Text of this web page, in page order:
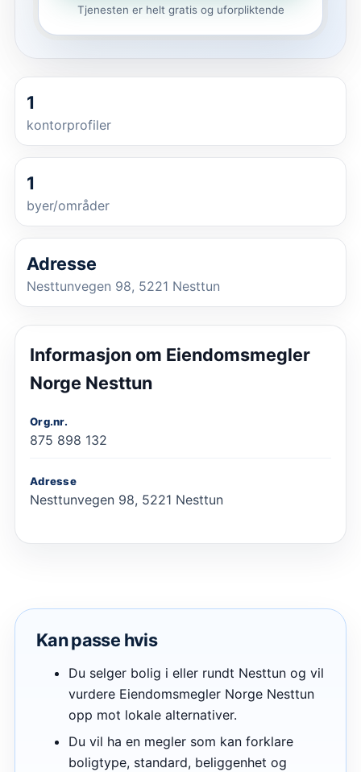
Tjenesten er helt gratis og uforpliktende
1
kontorprofiler
1
byer/områder
Adresse
Nesttunvegen 98, 5221 Nesttun
Informasjon om Eiendomsmegler
Norge Nesttun
Org.nr.
875 898 132
Adresse
Nesttunvegen 98, 5221 Nesttun
Kan passe hvis
Du selger bolig i eller rundt Nesttun og vil
vurdere Eiendomsmegler Norge Nesttun
opp mot lokale alternativer.
Du vil ha en megler som kan forklare
boligtype, standard, beliggenhet og